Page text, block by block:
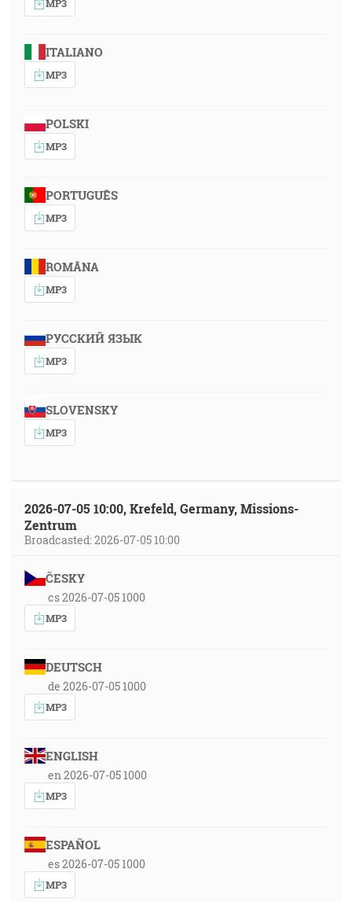
ITALIANO
MP3
POLSKI
MP3
PORTUGUÊS
MP3
ROMÂNA
MP3
РУССКИЙ ЯЗЫК
MP3
SLOVENSKY
MP3
2026-07-05 10:00, Krefeld, Germany, Missions-
Zentrum
Broadcasted: 2026-07-05 10:00
ČESKY
cs 2026-07-05 1000
MP3
DEUTSCH
de 2026-07-05 1000
MP3
ENGLISH
en 2026-07-05 1000
MP3
ESPAÑOL
es 2026-07-05 1000
MP3